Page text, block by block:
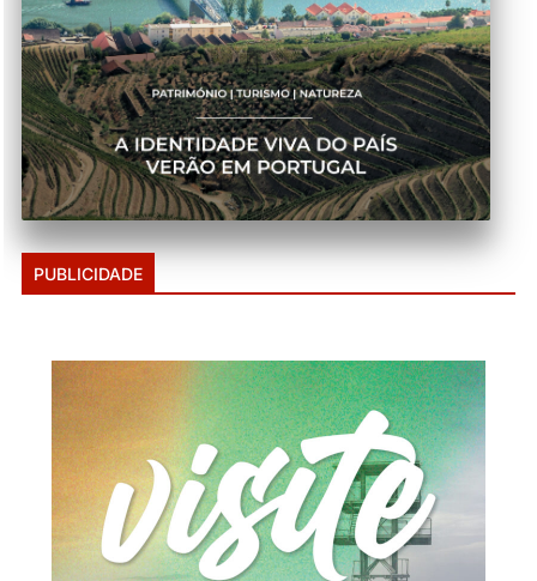
PUBLICIDADE